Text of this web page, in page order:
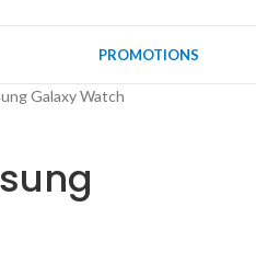
PROMOTIONS
Galaxy Watch